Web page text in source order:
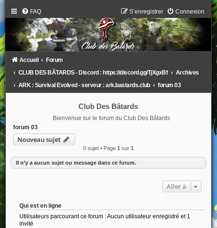
FAQ Connexion
S’enregistrer
Accueil
Forum
CLUB DES BÂTARDS - Discord : https://discord.gg/TjXgxBf
Archives
ARK : Survival Evolved - serveur : ark.bastards.club
forum 03
Club Des Bâtards
Bienvenue sur le forum du Club Des Bâtards
forum 03
Nouveau sujet
0 sujet • Page 1 sur 1
Il n’y a aucun sujet ou message dans ce forum.
Aller à
Qui est en ligne
Utilisateurs parcourant ce forum : Aucun utilisateur enregistré et 1
invité